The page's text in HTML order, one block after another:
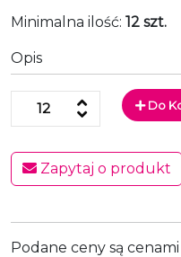
Minimalna ilość: 12 szt.
Opis
Do
Zapytaj o produkt
Podane ceny są